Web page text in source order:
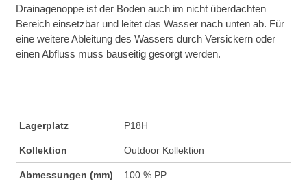
Drainagenoppe ist der Boden auch im nicht überdachten
Bereich einsetzbar und leitet das Wasser nach unten ab. Für
eine weitere Ableitung des Wassers durch Versickern oder
einen Abfluss muss bauseitig gesorgt werden.
Lagerplatz P18H
Kollektion Outdoor Kollektion
Abmessungen (mm) 100 % PP